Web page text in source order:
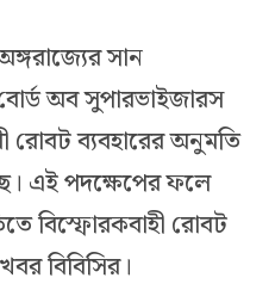
সান
অব সুপারভাইজারস
রোবট ব্যবহারের অনুমতি
এই পদক্ষেপের ফলে
বিস্ফোরকবাহী রোবট
বিবিসির।